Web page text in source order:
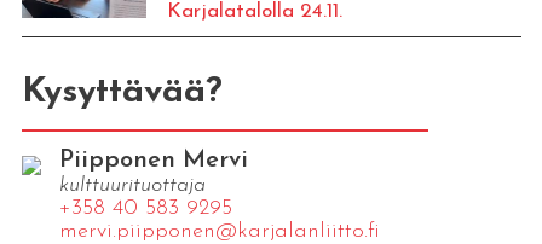
Karjalatalolla 24.11.
Kysyttävää?
Piipponen Mervi
kulttuurituottaja
+358 40 583 9295
mervi.​piipponen@​kar​jala​nlii​tto.​fi